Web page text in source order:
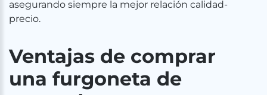
asegurando siempre la mejor relación calidad-
precio.
Ventajas de comprar
una furgoneta de